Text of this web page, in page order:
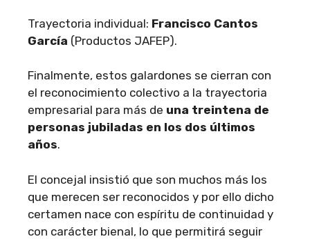
Trayectoria individual: Francisco Cantos
García (Productos JAFEP).
Finalmente, estos galardones se cierran con
el reconocimiento colectivo a la trayectoria
empresarial para más de una treintena de
personas jubiladas en los dos últimos
años.
El concejal insistió que son muchos más los
que merecen ser reconocidos y por ello dicho
certamen nace con espíritu de continuidad y
con carácter bienal, lo que permitirá seguir